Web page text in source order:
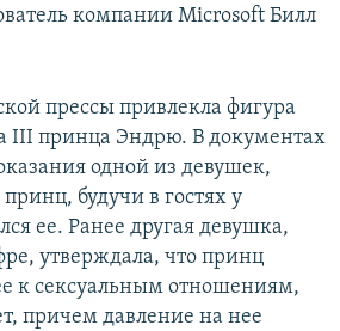
компании Microsoft Билл
прессы привлекла фигура
III принца Эндрю. В документах
одной из девушек,
будучи в гостях у
ее. Ранее другая девушка,
утверждала, что принц
к сексуальным отношениям,
причем давление на нее